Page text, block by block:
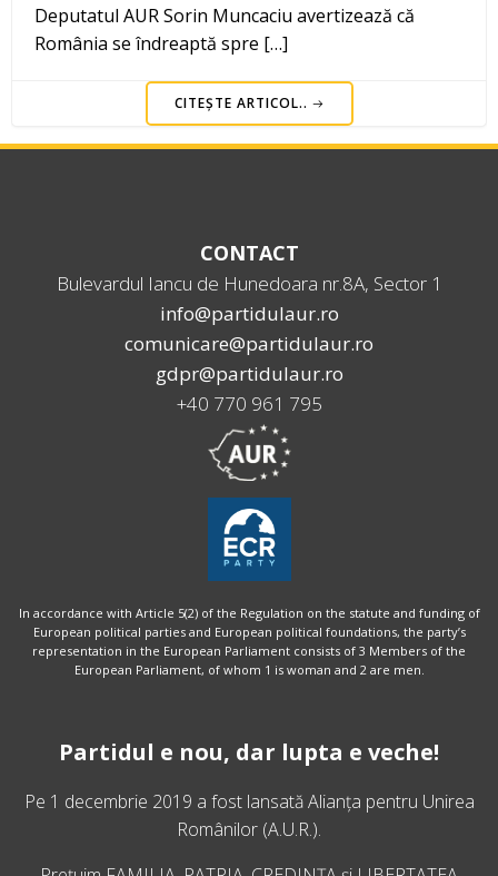
Deputatul AUR Sorin Muncaciu avertizează că
România se îndreaptă spre […]
CITEȘTE ARTICOL..
CONTACT
Bulevardul Iancu de Hunedoara nr.8A, Sector 1
info@partidulaur.ro
comunicare@partidulaur.ro
gdpr@partidulaur.ro
+40 770 961 795
In accordance with Article 5(2) of the Regulation on the statute and funding of
European political parties and European political foundations, the party’s
representation in the European Parliament consists of 3 Members of the
European Parliament, of whom 1 is woman and 2 are men.
Partidul e nou, dar lupta e veche!
Pe 1 decembrie 2019 a fost lansatăAlianța pentru Unirea
Românilor (A.U.R.).